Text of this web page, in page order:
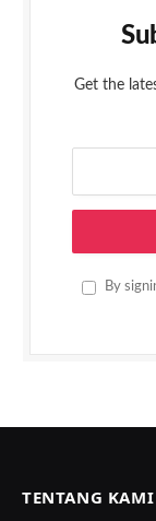
Get the
By
TENTANG KAMI